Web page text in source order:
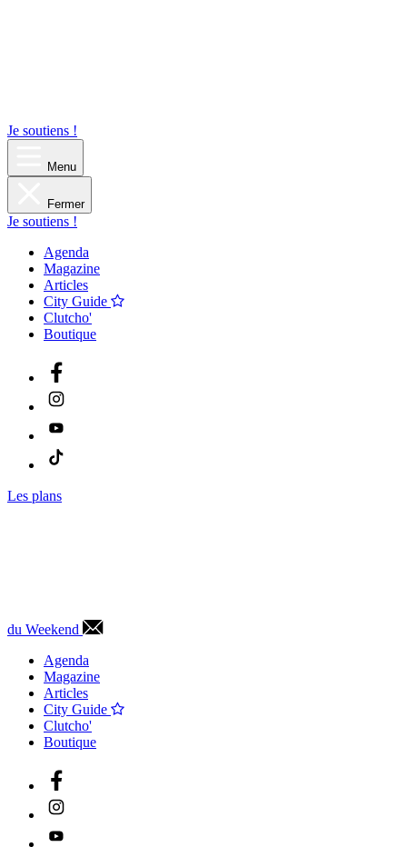
Je soutiens !
Menu
Fermer
Je soutiens !
Agenda
Magazine
Articles
City Guide
Clutcho'
Boutique
Les plans
du Weekend
Agenda
Magazine
Articles
City Guide
Clutcho'
Boutique